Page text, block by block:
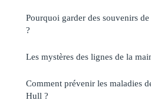
Pourquoi garder des souvenirs
?
Les mystères des lignes de la
Comment prévenir les maladies
Hull ?